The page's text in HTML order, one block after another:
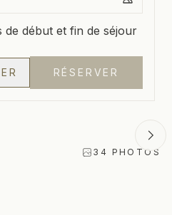
de début et fin de séjour
RÉSERVER
34 PHOTOS